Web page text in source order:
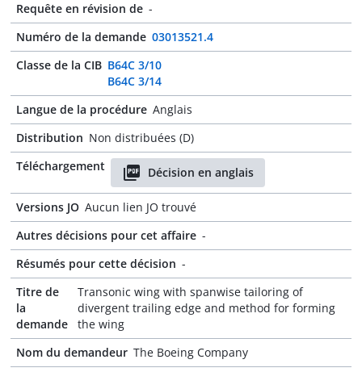
Requête en révision de -
Numéro de la demande 03013521.4
Classe de la CIB B64C 3/10
B64C 3/14
Langue de la procédure Anglais
Distribution Non distribuées (D)
Téléchargement
Décision en anglais
Versions JO Aucun lien JO trouvé
Autres décisions pour cet affaire -
Résumés pour cette décision -
Titre de
la
demande
Transonic wing with spanwise tailoring of
divergent trailing edge and method for forming
the wing
Nom du demandeur The Boeing Company